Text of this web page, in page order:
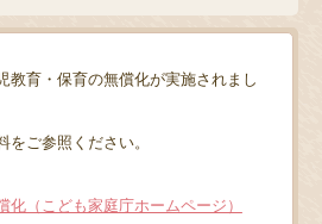
教育・保育の無償化が実施されまし
ご参照ください。
化（こども家庭庁ホームページ）